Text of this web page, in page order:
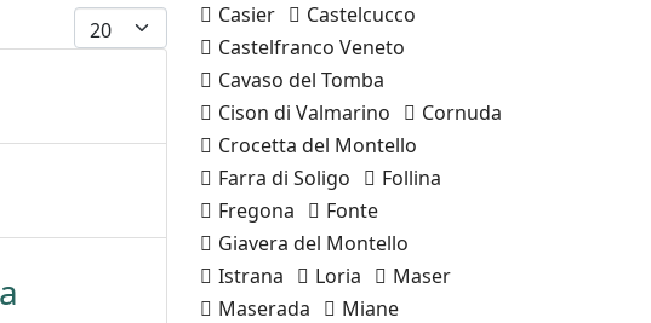
Display #
Casier
Castelcucco
Castelfranco Veneto
Cavaso del Tomba
Cison di Valmarino
Cornuda
Crocetta del Montello
Farra di Soligo
Follina
Fregona
Fonte
Giavera del Montello
Istrana
Loria
Maser
Maserada
Miane